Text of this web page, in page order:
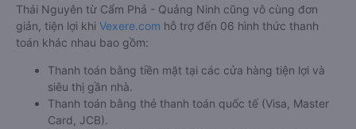
Thái Nguyên từ Cẩm Phả - Quảng Ninh cũng vô cùng đơn
giản, tiện lợi khi Vexere.com hỗ trợ đến 06 hình thức thanh
toán khác nhau bao gồm:
Thanh toán bằng tiền mặt tại các cửa hàng tiện lợi và
siêu thị gần nhà.
Thanh toán bằng thẻ thanh toán quốc tế (Visa, Master
Card, JCB).